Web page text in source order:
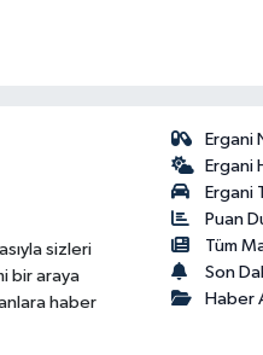
sizleri
bir araya
haber
Ergani
Ergani
Ergani
Puan
Tüm
Son
Haber